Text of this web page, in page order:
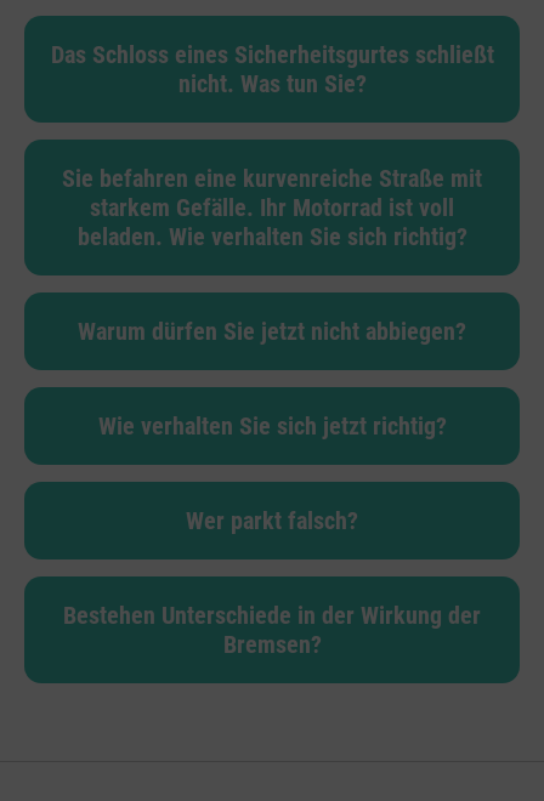
Das Schloss eines Sicherheitsgurtes schließt
nicht. Was tun Sie?
Sie befahren eine kurvenreiche Straße mit
starkem Gefälle. Ihr Motorrad ist voll
beladen. Wie verhalten Sie sich richtig?
Warum dürfen Sie jetzt nicht abbiegen?
Wie verhalten Sie sich jetzt richtig?
Wer parkt falsch?
Bestehen Unterschiede in der Wirkung der
Bremsen?